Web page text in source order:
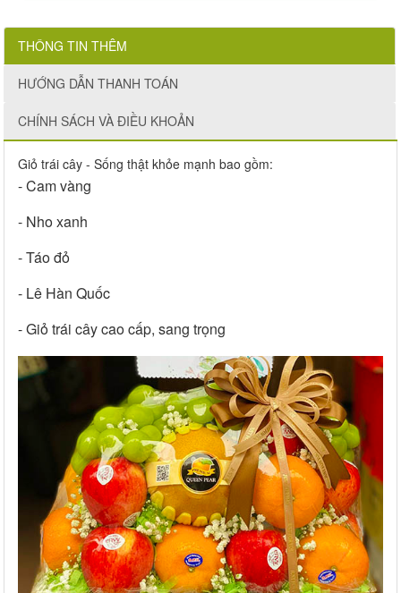
THÔNG TIN THÊM
HƯỚNG DẪN THANH TOÁN
CHÍNH SÁCH VÀ ĐIỀU KHOẢN
Giỏ trái cây - Sống thật khỏe mạnh bao gồm:
- Cam vàng
- Nho xanh
- Táo đỏ
- Lê Hàn Quốc
- Giỏ trái cây cao cấp, sang trọng